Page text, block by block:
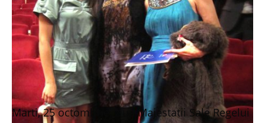
Marti, 25 octombrie, ziua Majestatii Sale Regelui